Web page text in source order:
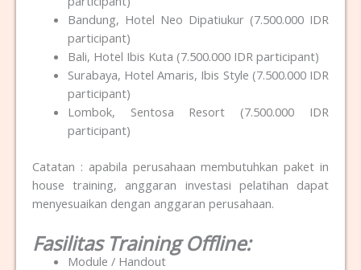
Bandung, Hotel Neo Dipatiukur (7.500.000 IDR
participant)
Bali, Hotel Ibis Kuta (7.500.000 IDR participant)
Surabaya, Hotel Amaris, Ibis Style (7.500.000 IDR
participant)
Lombok, Sentosa Resort (7.500.000 IDR
participant)
Catatan : apabila perusahaan membutuhkan paket in
house training, anggaran investasi pelatihan dapat
menyesuaikan dengan anggaran perusahaan.
Fasilitas Training Offline:
Module / Handout